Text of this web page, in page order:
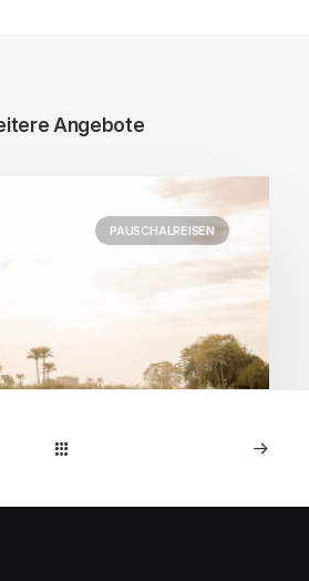
Angebote
PAUSCHALREISEN